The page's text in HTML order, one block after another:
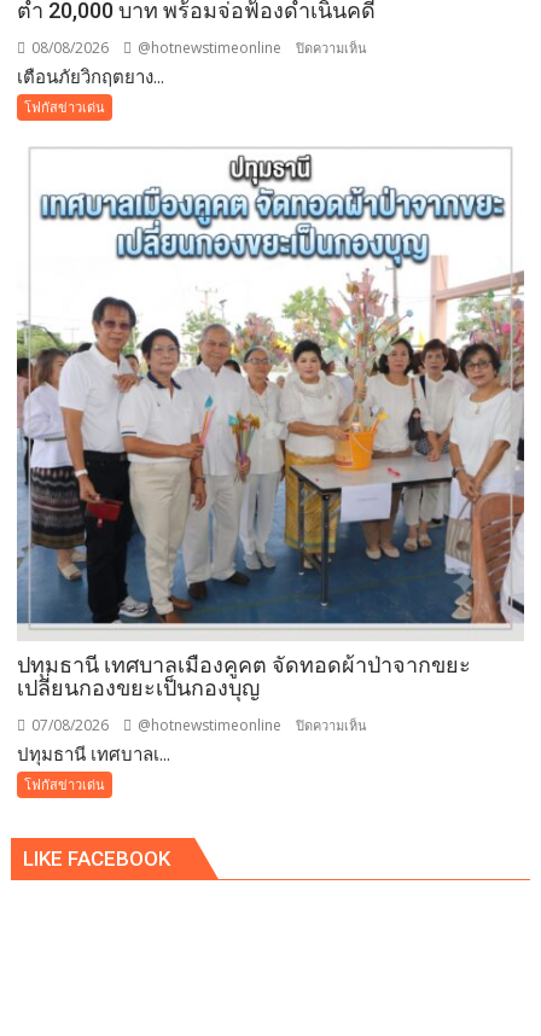
สวน
ต่ำ 20,000 บาท พร้อมจ่อฟ้องดำเนินคดี
08/08/2026 @hotnewstimeonline ปิดความเห็น
ยางพารา!
ห้าม
ใช้
“สาร
จับ
ตัว
ยาง
ชนิด
ผง-
ผงขาว”
โรงงาน
ประกาศ
ปฏิเสธ
รับ
ซื้อ
ขั้น
ต่ำ
เตือนภัยวิกฤตยาง...
โฟกัสข่าวเด่น
ปทุมธานี เทศบาลเมืองคูคต จัดทอดผ้าป่าจากขยะ
เปลี่ยนกองขยะเป็นกองบุญ
07/08/2026 @hotnewstimeonline ปิดความเห็น
ทอด
ปทุมธานี เทศบาลเ...
โฟกัสข่าวเด่น
LIKE FACEBOOK